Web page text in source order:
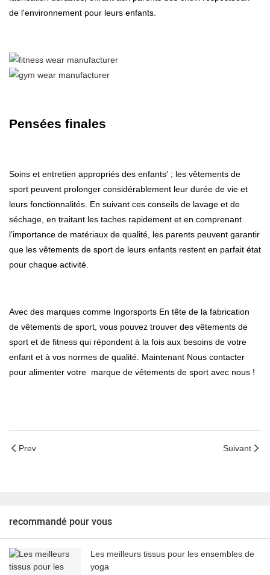
de l'environnement pour leurs enfants.
Pensées finales
Soins et entretien appropriés des enfants' ; les vêtements de
sport peuvent prolonger considérablement leur durée de vie et
leurs fonctionnalités. En suivant ces conseils de lavage et de
séchage, en traitant les taches rapidement et en comprenant
l’importance de matériaux de qualité, les parents peuvent garantir
que les vêtements de sport de leurs enfants restent en parfait état
pour chaque activité.
Avec des marques comme Ingorsports En tête de la fabrication
de vêtements de sport, vous pouvez trouver des vêtements de
sport et de fitness qui répondent à la fois aux besoins de votre
enfant et à vos normes de qualité. Maintenant Nous contacter
pour alimenter votre marque de vêtements de sport avec nous !
Prev Suivant
recommandé pour vous
Les meilleurs tissus pour les ensembles de
yoga